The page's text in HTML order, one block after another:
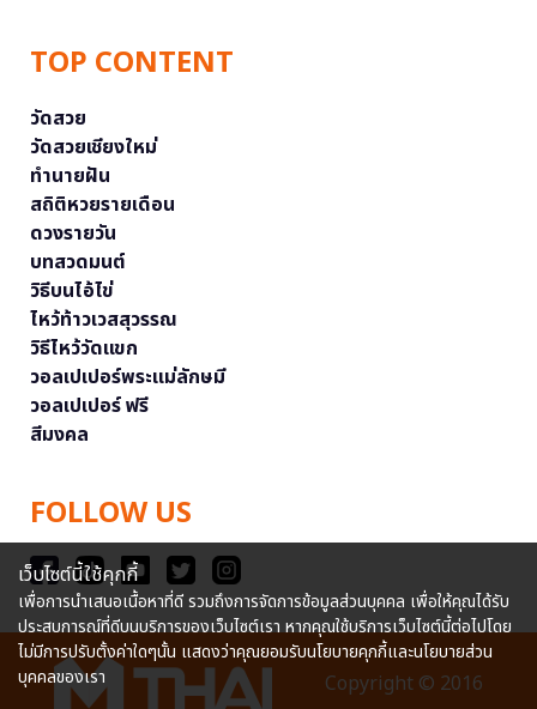
TOP CONTENT
วัดสวย
วัดสวยเชียงใหม่
ทำนายฝัน
สถิติหวยรายเดือน
ดวงรายวัน
บทสวดมนต์
วิธีบนไอ้ไข่
ไหว้ท้าวเวสสุวรรณ
วิธีไหว้วัดแขก
วอลเปเปอร์พระแม่ลักษมี
วอลเปเปอร์ ฟรี
สีมงคล
FOLLOW US
Copyright © 2016
เว็บไซต์นี้ใช้คุกกี้
เพื่อการนำเสนอเนื้อหาที่ดี รวมถึงการจัดการข้อมูลส่วนบุคคล เพื่อให้คุณได้รับ
ประสบการณ์ที่ดีบนบริการของเว็บไซต์เรา หากคุณใช้บริการเว็บไซต์นี้ต่อไปโดย
ไม่มีการปรับตั้งค่าใดๆนั้น แสดงว่าคุณยอมรับนโยบายคุกกี้และนโยบายส่วน
บุคคลของเรา